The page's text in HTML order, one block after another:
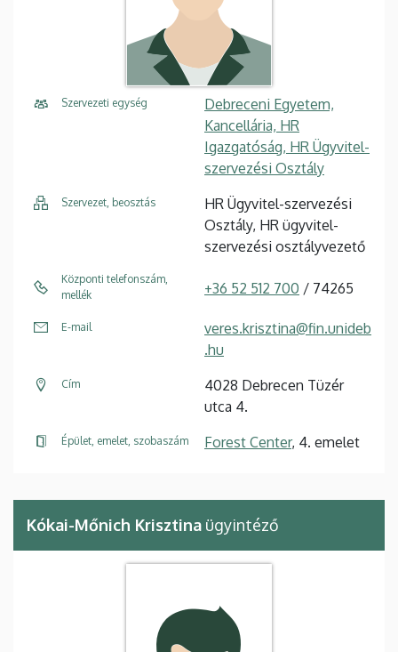
Szervezeti egység
Debreceni Egyetem,
Kancellária, HR
Igazgatóság, HR Ügyvitel-
szervezési Osztály
Szervezet, beosztás
HR Ügyvitel-szervezési
Osztály, HR ügyvitel-
szervezési osztályvezető
Központi telefonszám,
mellék
+36 52 512 700 / 74265
E-mail
veres.krisztina@fin.unideb
.hu
Cím
4028 Debrecen Tüzér
utca 4.
Épület, emelet, szobaszám Forest Center, 4. emelet
Kókai-Mőnich Krisztina ügyintéző